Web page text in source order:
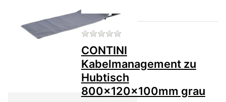
Zu diesem Produkt liegen
CONTINI
Kabelmanagement zu
Hubtisch
800x120x100mm grau